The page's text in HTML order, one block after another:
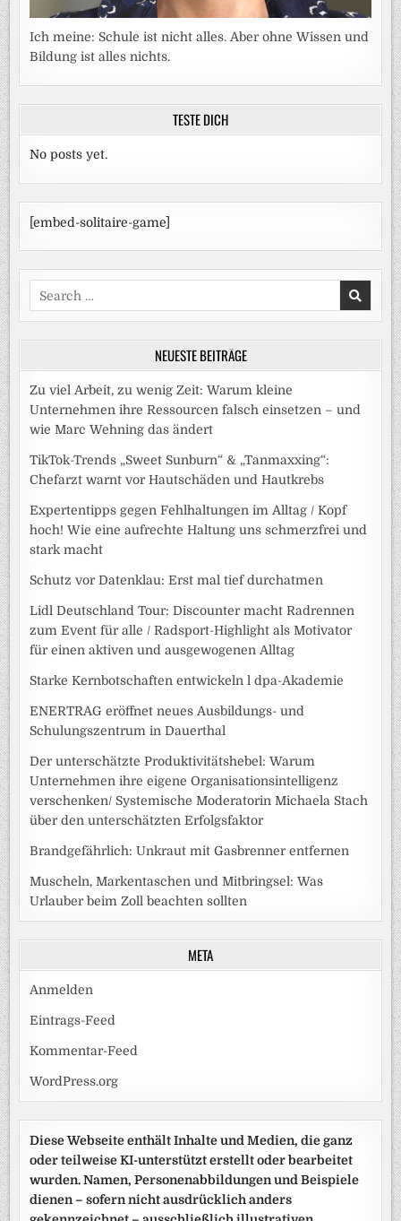
Ich meine: Schule ist nicht alles. Aber ohne Wissen und
Bildung ist alles nichts.
TESTE DICH
No posts yet.
[embed-solitaire-game]
Search
for:
NEUESTE BEITRÄGE
Zu viel Arbeit, zu wenig Zeit: Warum kleine
Unternehmen ihre Ressourcen falsch einsetzen – und
wie Marc Wehning das ändert
TikTok-Trends „Sweet Sunburn“ & „Tanmaxxing“:
Chefarzt warnt vor Hautschäden und Hautkrebs
Expertentipps gegen Fehlhaltungen im Alltag / Kopf
hoch! Wie eine aufrechte Haltung uns schmerzfrei und
stark macht
Schutz vor Datenklau: Erst mal tief durchatmen
Lidl Deutschland Tour: Discounter macht Radrennen
zum Event für alle / Radsport-Highlight als Motivator
für einen aktiven und ausgewogenen Alltag
Starke Kernbotschaften entwickeln l dpa-Akademie
ENERTRAG eröffnet neues Ausbildungs- und
Schulungszentrum in Dauerthal
Der unterschätzte Produktivitätshebel: Warum
Unternehmen ihre eigene Organisationsintelligenz
verschenken/ Systemische Moderatorin Michaela Stach
über den unterschätzten Erfolgsfaktor
Brandgefährlich: Unkraut mit Gasbrenner entfernen
Muscheln, Markentaschen und Mitbringsel: Was
Urlauber beim Zoll beachten sollten
META
Anmelden
Eintrags-Feed
Kommentar-Feed
WordPress.org
Diese Webseite enthält Inhalte und Medien, die ganz
oder teilweise KI-unterstützt erstellt oder bearbeitet
wurden. Namen, Personenabbildungen und Beispiele
dienen – sofern nicht ausdrücklich anders